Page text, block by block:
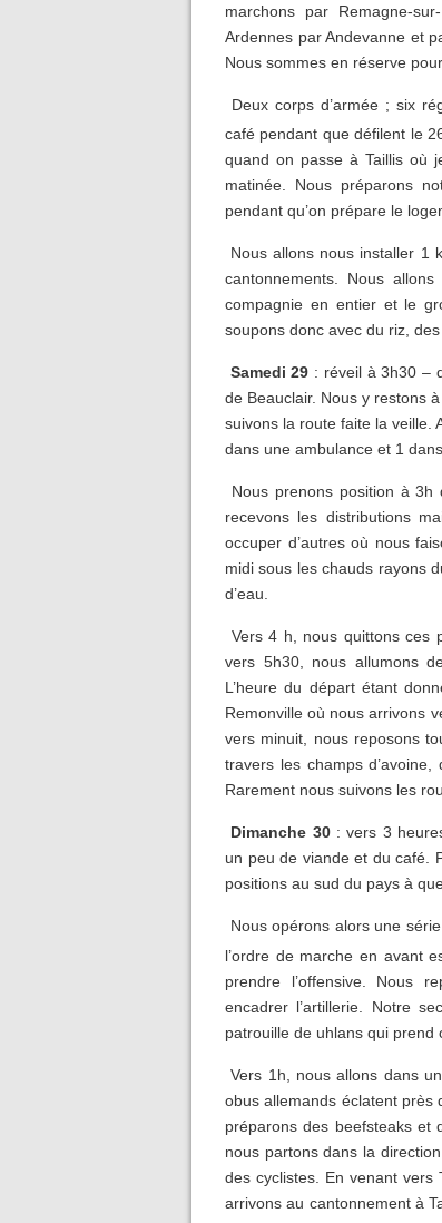
marchons par Remagne-
Ardennes par Andevanne et
Nous sommes en réserve
Deux corps d’armée ; six
café pendant que défilent le
quand on passe à Taillis où
matinée. Nous préparons
pendant qu’on prépare le
Nous allons nous installer 1
cantonnements. Nous
compagnie en entier et le
soupons donc avec du riz,
Samedi 29 : réveil à 3h30 –
de Beauclair. Nous y restons
suivons la route faite la veille.
dans une ambulance et 1
Nous prenons position à
recevons les distributions
occuper d’autres où nous
midi sous les chauds rayons
d’eau.
Vers 4 h, nous quittons ces
vers 5h30, nous allumons
L’heure du départ étant
Remonville où nous arrivons
vers minuit, nous reposons
travers les champs
Rarement nous suivons les
Dimanche 30: vers 3
un peu de viande et du café.
positions au sud du pays à
Nous opérons alors une
l’ordre de marche en avant
prendre l’offensive. Nous
encadrer l’artillerie. Notre
patrouille de uhlans qui prend
Vers 1h, nous allons dans
obus allemands éclatent près
préparons des beefsteaks et
nous partons dans la
des cyclistes. En venant vers
arrivons au cantonnement à